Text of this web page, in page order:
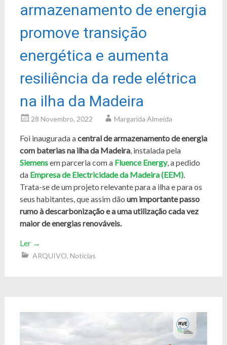
armazenamento de energia
promove transição
energética e aumenta
resiliência da rede elétrica
na ilha da Madeira
28 Novembro, 2022 Margarida Almeida
Foi inaugurada acentral de armazenamento de energia
com baterias na ilha da Madeira, instalada pela
Siemensem parceria com a Fluence Energy, a pedido
da Empresa de Electricidade da Madeira(EEM).
Trata-se de um projeto relevante para a ilha e para os
seus habitantes, que assim dão um importante passo
rumo à descarbonização e a uma utilização cada vez
maior de energias renováveis.
Ler →
ARQUIVO, Notícias